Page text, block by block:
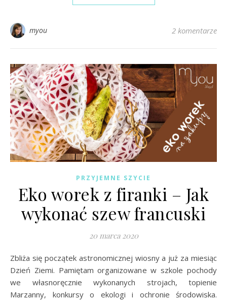
myou 2 komentarze
PRZYJEMNE SZYCIE
Eko worek z firanki – Jak
wykonać szew francuski
20 marca 2020
Zbliża się początek astronomicznej wiosny a już za miesiąc
Dzień Ziemi. Pamiętam organizowane w szkole pochody
we własnoręcznie wykonanych strojach, topienie
Marzanny, konkursy o ekologi i ochronie środowiska.